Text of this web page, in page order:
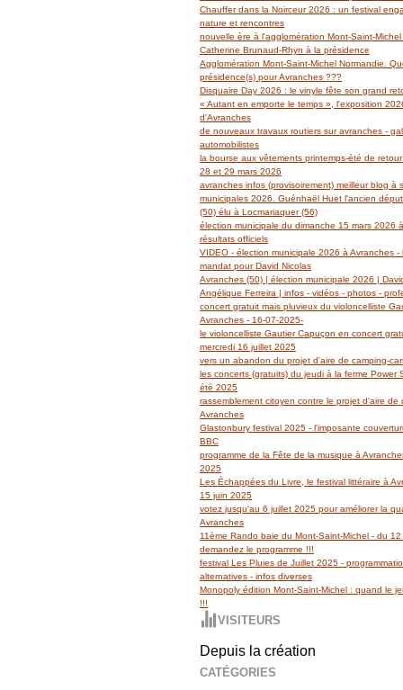
Janvier(14)
Février(19)
Janvier(14)
Mars(29)
Février(18)
Janvier(13)
Avril(27)
Mars(62)
Février(39)
Janvier(5)
Mai(14)
Avril(6)
Mars(6)
Février(2)
Janvier(3)
Chauffer dans la Noirceur 2026 : un festival
nature et rencontres
nouvelle ère à l'agglomération Mont-Saint-
Catherine Brunaud-Rhyn à la présidence
Agglomération Mont-Saint-Michel Normandie.
présidence(s) pour Avranches ???
Disquaire Day 2026 : le vinyle fête son grand
« Autant en emporte le temps », l'exposition
d'Avranches
de nouveaux travaux routiers sur avranches -
automobilistes
la bourse aux vêtements printemps-été de retour
28 et 29 mars 2026
avranches infos (provisoirement) meilleur blog à
municipales 2026. Guénhaël Huet l'ancien
(50) élu à Locmariaquer (56)
élection municipale du dimanche 15 mars 2026
résultats officiels
VIDEO - élection municipale 2026 à Avranches -
mandat pour David Nicolas
Avranches (50) | élection municipale 2026 |
Angélique Ferreira | infos - vidéos - photos -
concert gratuit mais pluvieux du violoncelliste
Avranches - 16-07-2025-
le violoncelliste Gautier Capuçon en concert
mercredi 16 juillet 2025
vers un abandon du projet d'aire de camping-
les concerts (gratuits) du jeudi à la ferme Power
été 2025
rassemblement citoyen contre le projet d'aire de
Avranches
Glastonbury festival 2025 - l'imposante
BBC
programme de la Fête de la musique à
2025
Les Échappées du Livre, le festival littéraire à
15 juin 2025
votez jusqu'au 6 juillet 2025 pour améliorer la
Avranches
11ème Rando baie du Mont-Saint-Michel - du
demandez le programme !!!
festival Les Pluies de Juillet 2025 -
alternatives - infos diverses
Monopoly édition Mont-Saint-Michel : quand le
!!!
VISITEURS
Depuis la création
CATÉGORIES